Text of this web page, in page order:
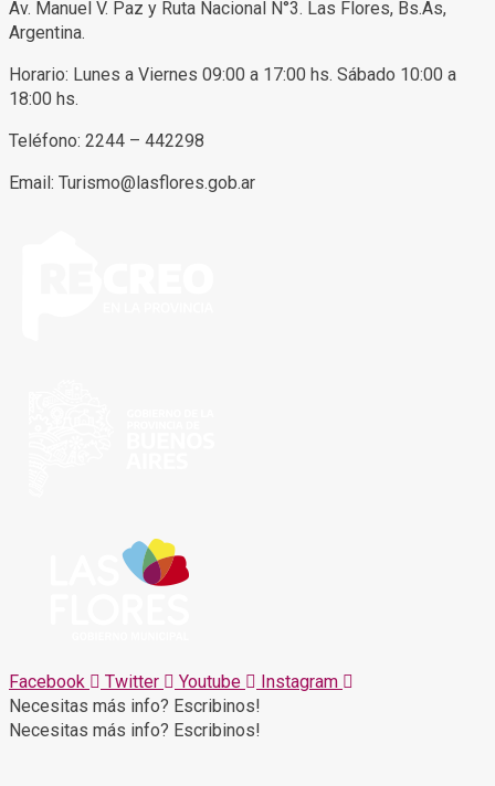
Av. Manuel V. Paz y Ruta Nacional N°3. Las Flores, Bs.As,
Argentina.
Horario: Lunes a Viernes 09:00 a 17:00 hs. Sábado 10:00 a
18:00 hs.
Teléfono: 2244 – 442298
Email: Turismo@lasflores.gob.ar
Facebook Twitter Youtube
Instagram
Necesitas más info? Escribinos!
Necesitas más info? Escribinos!